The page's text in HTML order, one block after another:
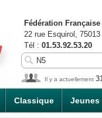
Classique Jeunes
Fédération
22 rue Esquirol,
Tél : 01.53.92.53.20
Il y a actuellement